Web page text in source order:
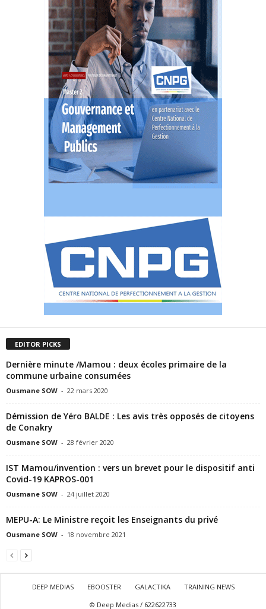
EDITOR PICKS
Dernière minute /Mamou : deux écoles primaire de la
commune urbaine consumées
Ousmane SOW - 22 mars 2020
Démission de Yéro BALDE : Les avis très opposés de citoyens
de Conakry
Ousmane SOW - 28 février 2020
IST Mamou/invention : vers un brevet pour le dispositif anti
Covid-19 KAPROS-001
Ousmane SOW - 24 juillet 2020
MEPU-A: Le Ministre reçoit les Enseignants du privé
Ousmane SOW - 18 novembre 2021
DEEP MEDIAS EBOOSTER GALACTIKA
TRAINING NEWS
© Deep Medias / 622622733